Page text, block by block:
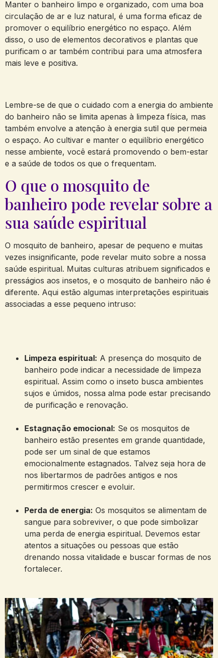
Manter o banheiro limpo e organizado, com uma boa
circulação de ar e luz natural, é uma forma eficaz de
promover o equilíbrio energético no espaço. Além
disso, o uso de elementos decorativos e plantas que
purificam o ar também contribui para uma atmosfera
mais leve e positiva.
Lembre-se de que o cuidado com a energia do ambiente
do banheiro não se limita apenas à limpeza física, mas
também envolve a atenção à energia sutil que permeia
o espaço. Ao cultivar e manter o equilíbrio energético
nesse ambiente, você estará promovendo o bem-estar
e a saúde de todos os que o frequentam.
O que o mosquito de
banheiro pode revelar sobre a
sua saúde espiritual
O mosquito de banheiro, apesar de pequeno e muitas
vezes insignificante, pode revelar muito sobre a nossa
saúde espiritual. Muitas culturas atribuem significados e
presságios aos insetos, e o mosquito de banheiro não é
diferente. Aqui estão algumas interpretações espirituais
associadas a esse pequeno intruso:
Limpeza espiritual: A presença do mosquito de
banheiro pode indicar a necessidade de limpeza
espiritual. Assim como o inseto busca ambientes
sujos e úmidos, nossa alma pode estar precisando
de purificação e renovação.
Estagnação emocional: Se os mosquitos de
banheiro estão presentes em grande quantidade,
pode ser um sinal de que estamos
emocionalmente estagnados. Talvez seja hora de
nos libertarmos de padrões antigos e nos
permitirmos crescer e evoluir.
Perda de energia: Os mosquitos se alimentam de
sangue para sobreviver, o que pode simbolizar
uma perda de energia espiritual. Devemos estar
atentos a situações ou pessoas que estão
drenando nossa vitalidade e buscar formas de nos
fortalecer.